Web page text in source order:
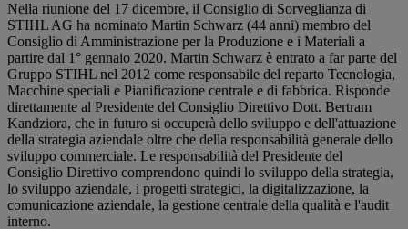
Nella riunione del 17 dicembre, il Consiglio di Sorveglianza di
STIHL AG ha nominato Martin Schwarz (44 anni) membro del
Consiglio di Amministrazione per la Produzione e i Materiali a
partire dal 1° gennaio 2020. Martin Schwarz è entrato a far parte del
Gruppo STIHL nel 2012 come responsabile del reparto Tecnologia,
Macchine speciali e Pianificazione centrale e di fabbrica. Risponde
direttamente al Presidente del Consiglio Direttivo Dott. Bertram
Kandziora, che in futuro si occuperà dello sviluppo e dell'attuazione
della strategia aziendale oltre che della responsabilità generale dello
sviluppo commerciale. Le responsabilità del Presidente del
Consiglio Direttivo comprendono quindi lo sviluppo della strategia,
lo sviluppo aziendale, i progetti strategici, la digitalizzazione, la
comunicazione aziendale, la gestione centrale della qualità e l'audit
interno.